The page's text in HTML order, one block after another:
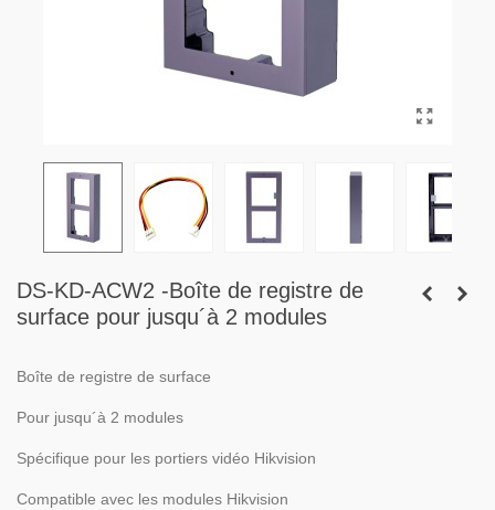
DS-KD-ACW2 -Boîte de registre de
surface pour jusqu´à 2 modules
Boîte de registre de surface
Pour jusqu´à 2 modules
Spécifique pour les portiers vidéo Hikvision
Compatible avec les modules Hikvision